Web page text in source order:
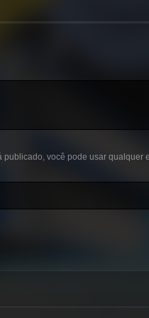
publicado, você pode usar qualquer